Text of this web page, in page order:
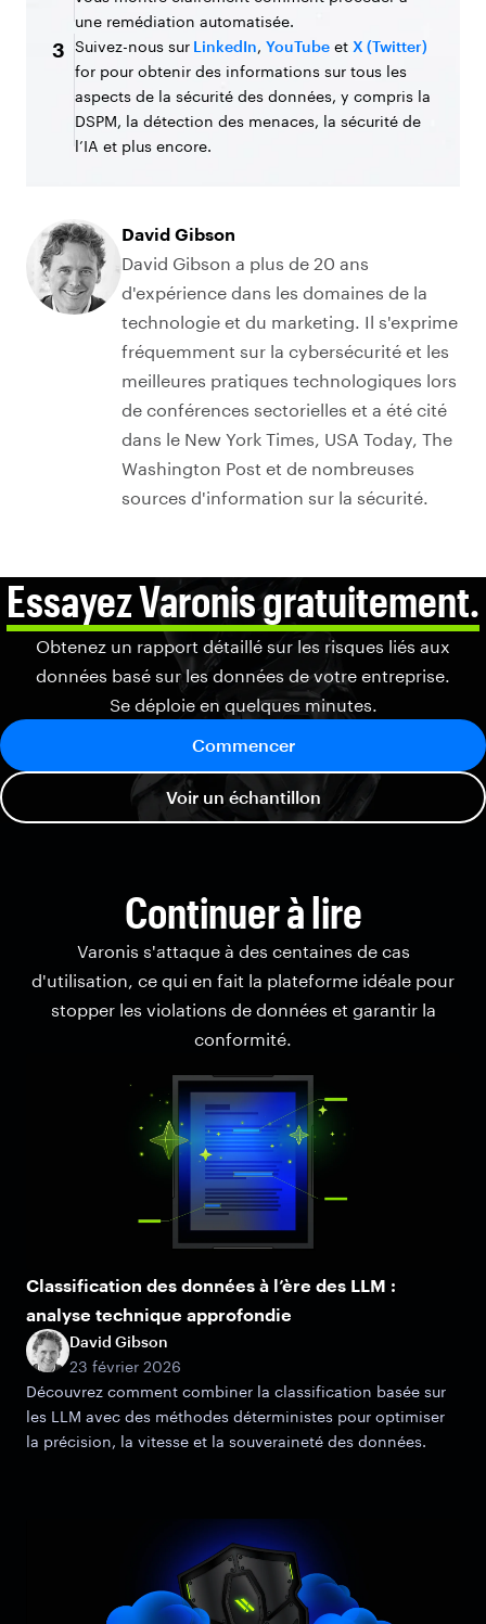
une remédiation automatisée.
3 Suivez-nous sur LinkedIn, YouTube et X (Twitter)
for pour obtenir des informations sur tous les
aspects de la sécurité des données, y compris la
DSPM, la détection des menaces, la sécurité de
l’IA et plus encore.
David Gibson
David Gibson a plus de 20 ans
d'expérience dans les domaines de la
technologie et du marketing. Il s'exprime
fréquemment sur la cybersécurité et les
meilleures pratiques technologiques lors
de conférences sectorielles et a été cité
dans le New York Times, USA Today, The
Washington Post et de nombreuses
sources d'information sur la sécurité.
Essayez Varonis gratuitement.
Obtenez un rapport détaillé sur les risques liés aux
données basé sur les données de votre entreprise.
Se déploie en quelques minutes.
Commencer
Voir un échantillon
Continuer à lire
Varonis s'attaque à des centaines de cas
d'utilisation, ce qui en fait la plateforme idéale pour
stopper les violations de données et garantir la
conformité.
Classification des données à l’ère des LLM :
analyse technique approfondie
David Gibson
23 février 2026
Découvrez comment combiner la classification basée sur
les LLM avec des méthodes déterministes pour optimiser
la précision, la vitesse et la souveraineté des données.